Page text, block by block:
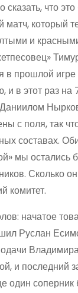
что
матч, который
и
в прошлой игре
и в этот раз
Даниилом
с поля, так
составах.
мы остались
Сколько
комитет.
начатое
Руслан
и последний
один